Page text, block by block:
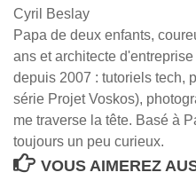
Cyril Beslay
Papa de deux enfants,
ans et architecte
depuis 2007 : tutoriels tech,
série Projet Voskos),
me traverse la tête. Basé à
toujours un peu curieux.
VOUS AIMEREZ